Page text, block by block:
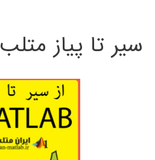
سیر تا پیاز متلب MATLAB